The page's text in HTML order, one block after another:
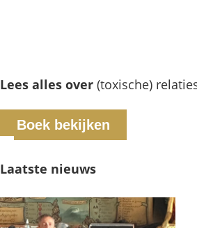
Lees alles over (toxische)
Boek bekijken
Laatste nieuws